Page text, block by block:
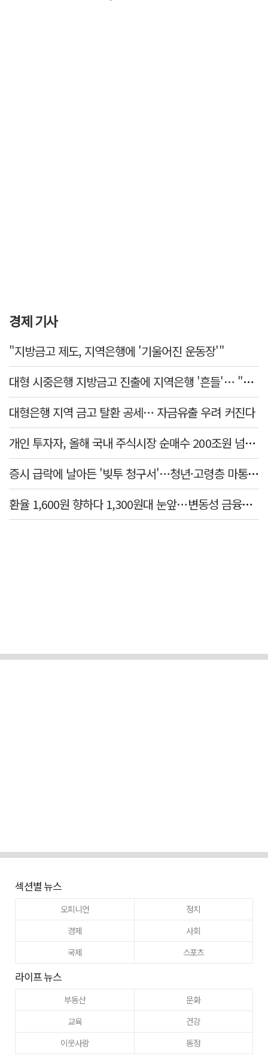
경제 기사
"지방금고 제도, 지역은행에 '기울어진 운동장'"
대형 시중은행 지방금고 진출에 지역은행 '흔들'… "생태계 보호 장치 필요"
대형은행 지역 금고 탈환 공세… 자금유출 우려 커진다
개인 투자자, 올해 국내 주식시장 순매수 200조원 넘었다
증시 급락에 날아든 '빚투 청구서'…청년·고령층 마통 연체↑
환율 1,600원 향하다 1,300원대 눈앞…변동성 금융위기 후 최고
섹션별 뉴스
오피니언
정치
경제
사회
국제
스포츠
라이프 뉴스
부동산
문화
교육
건강
이웃사랑
동정